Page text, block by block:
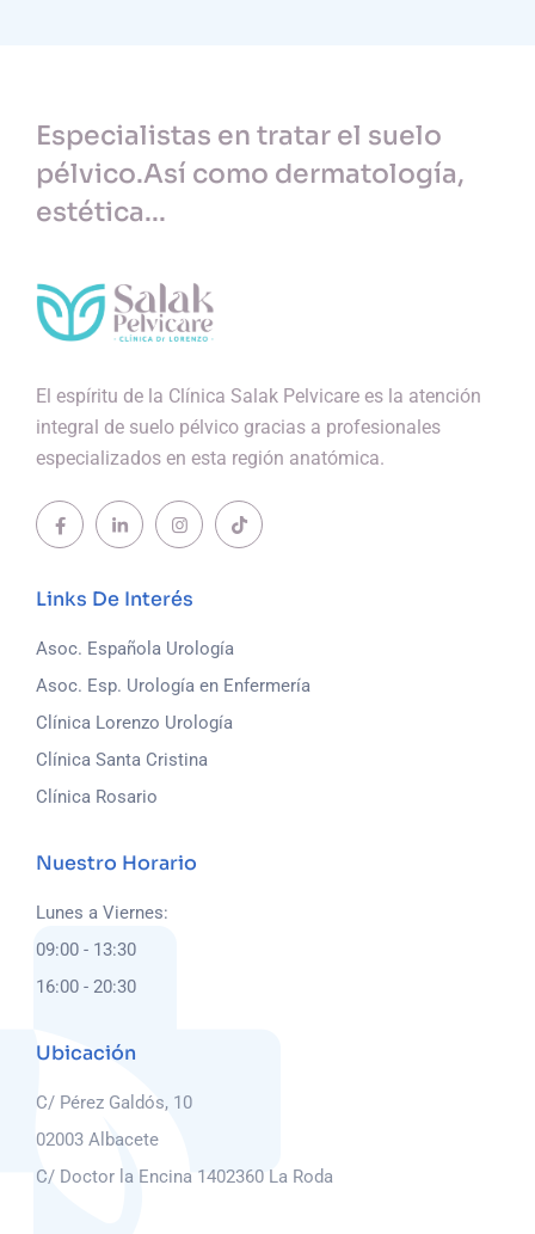
Especialistas en tratar el suelo
pélvico.Así como dermatología,
estética...
El espíritu de la Clínica Salak Pelvicare es la atención
integral de suelo pélvico gracias a profesionales
especializados en esta región anatómica.
Links De Interés
Asoc. Española Urología
Asoc. Esp. Urología en Enfermería
Clínica Lorenzo Urología
Clínica Santa Cristina
Clínica Rosario
Nuestro Horario
Lunes a Viernes:
09:00 - 13:30
16:00 - 20:30
Ubicación
C/ Pérez Galdós, 10
02003 Albacete
C/ Doctor la Encina 1402360 La Roda